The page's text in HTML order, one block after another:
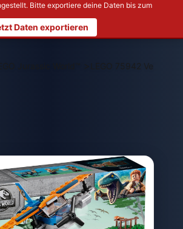
Bitte exportiere deine Daten bis zum
Daten exportieren
LEGO 75942